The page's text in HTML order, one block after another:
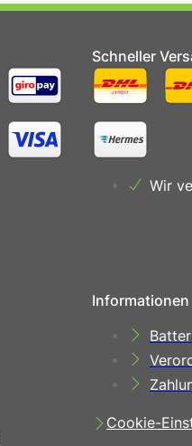
Schneller
Wir
Informationen
Cookie-